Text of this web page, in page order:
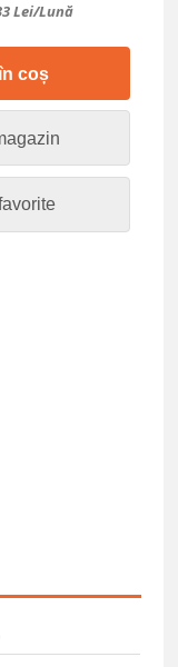
Lei/lună
coș